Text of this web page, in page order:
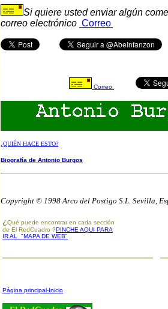
Si quiere usted enviar algún
correo electrónico Correo
Correo
¿QUIÉN HACE ESTO?
Biografía de Antonio Burgos
Copyright © 1998 Arco del Postigo S.L. Sevilla,
¿ Qué puede encontrar en cada sección
de El RedCuadro ?PINCHE AQUI PARA
IR AL "MAPA DE WEB"
Página principal-Inicio